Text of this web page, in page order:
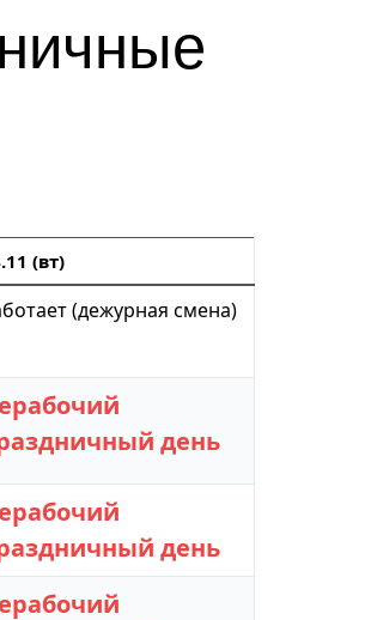
(вт)
(дежурная смена)
день
день